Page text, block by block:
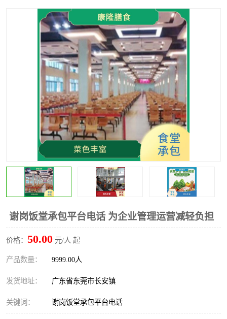
谢岗饭堂承包平台电话 为企业管理运营减轻负担
价格： 50.00 元/人 起
产品数量： 9999.00人
发货地址： 广东省东莞市长安镇
关键词： 谢岗饭堂承包平台电话
干货配送 副食配送
水果配送